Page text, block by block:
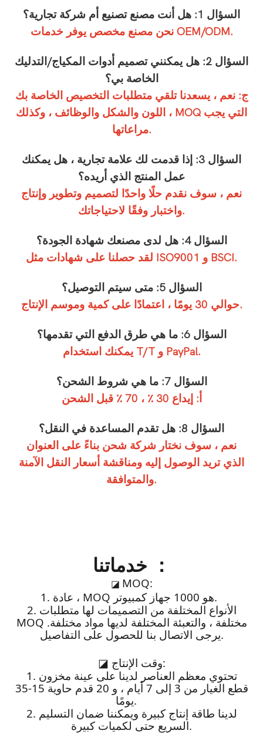
السؤال 1: هل أنت مصنع تصنيع أم شركة تجارية؟
نحن مصنع مخصص يوفر خدمات OEM/ODM.
السؤال 2: هل يمكنني تصميم أدوات المكياج/التدليك
الخاصة بي؟
ج: نعم ، يسعدنا تلقي متطلبات التخصيص الخاصة بك
، اللون والشكل والوظائف ، وكذلك MOQ التي يجب
مراعاتها.
السؤال 3: إذا قدمت لك علامة تجارية ، هل يمكنك
عمل المنتج الذي أريده؟
نعم ، سوف نقدم حلًا واحدًا لتصميم وتطوير وإنتاج
واختبار وفقًا لاحتياجاتك.
السؤال 4: هل لدى مصنعك شهادة الجودة؟
لقد حصلنا على شهادات مثل ISO9001 و BSCI.
السؤال 5: متى سيتم التوصيل؟
حوالي 30 يومًا ، اعتمادًا على كمية وموسم الإنتاج.
السؤال 6: ما هي طرق الدفع التي تقدمها؟
يمكنك استخدام T/T و PayPal.
السؤال 7: ما هي شروط الشحن؟
أ: إيداع 30 ٪ ، 70 ٪ قبل الشحن
السؤال 8: هل تقدم المساعدة في النقل؟
نعم ، سوف نختار شركة شحن بناءً على العنوان
الذي تريد الوصول إليه ومناقشة أسعار النقل الآمنة
والمتوافقة.
خدماتنا ：
◪ MOQ:
1. عادة ، MOQ هو 1000 جهاز كمبيوتر.
2. الأنواع المختلفة من التصميمات لها متطلبات
MOQ مختلفة ، والتعبئة المختلفة لديها مواد مختلفة.
يرجى الاتصال بنا للحصول على التفاصيل.
◪
وقت الإنتاج:
1. تحتوي معظم العناصر لدينا على عينة مخزون
قطع الغيار من 3 إلى 7 أيام ، و 20 قدم حاوية 15-35
يومًا.
2. لدينا طاقة إنتاج كبيرة ويمكننا ضمان التسليم
السريع حتى لكميات كبيرة.